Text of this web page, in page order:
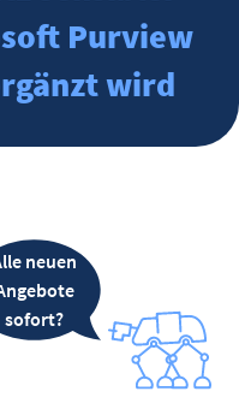
Purview
wird
neuen
sofort?